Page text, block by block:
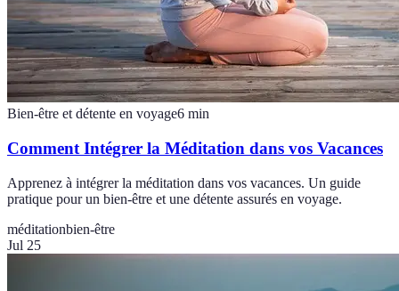
Bien-être et détente en voyage6 min
Comment Intégrer la Méditation dans vos Vacances
Apprenez à intégrer la méditation dans vos vacances. Un guide
pratique pour un bien-être et une détente assurés en voyage.
méditationbien-être
Jul 25